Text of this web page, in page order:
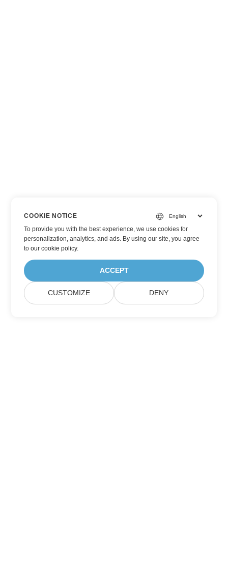
COOKIE NOTICE
To provide you with the best experience, we use cookies for
personalization, analytics, and ads. By using our site, you agree
toour cookie policy.
ACCEPT
CUSTOMIZE DENY